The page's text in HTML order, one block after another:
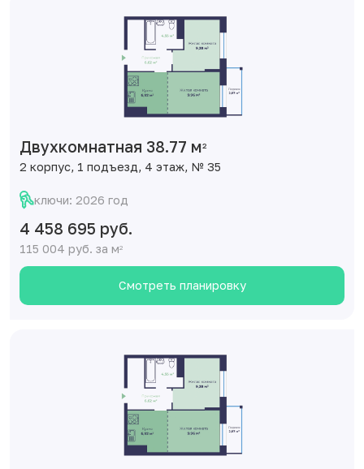
Двухкомнатная 38.77 м2
2 корпус, 1 подъезд, 4 этаж, № 35
ключи: 2026 год
4 458 695 руб.
115 004 руб. за м2
Смотреть планировку